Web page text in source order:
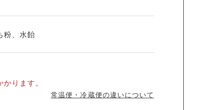
粉、水飴
ります。
常温便・冷蔵便の違いについて